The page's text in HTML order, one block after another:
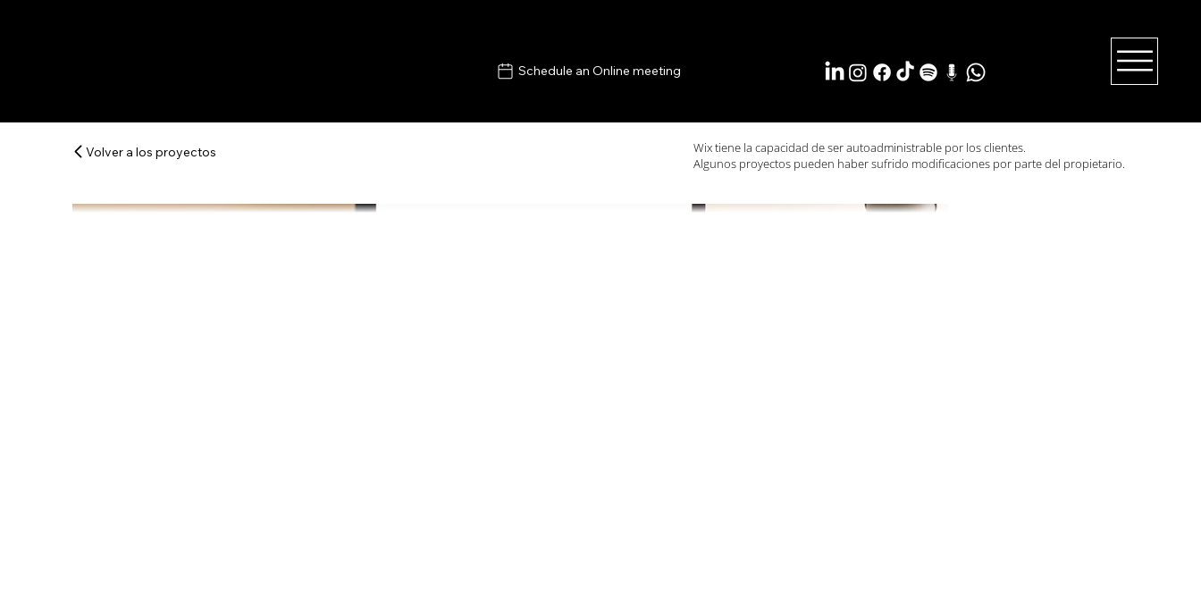
Schedule an Online meeting
Volver a los proyectos
Wix tiene la capacidad de ser autoadministrable por los clientes.
Algunos proyectos pueden haber sufrido modificaciones por parte del propietario.